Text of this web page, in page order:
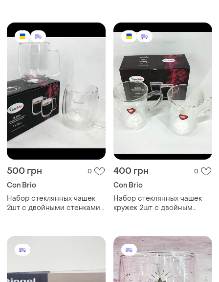
500 грн 0
Con Brio
Набор стеклянных чашек
2шт с двойными стенками
400 грн 0
Con Brio
Набор стеклянных чашек
кружек 2шт с двойным